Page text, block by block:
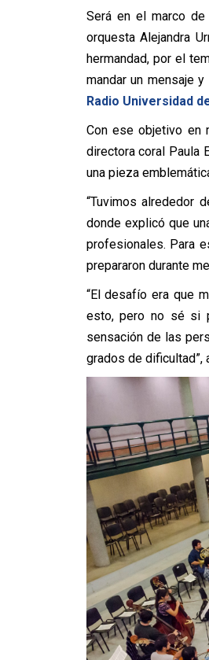
Será en el marco
orquesta Alejandra
hermandad, por el
mandar un mensaje
Radio Universidad
Con ese objetivo en
directora coral Paula
una pieza
“Tuvimos alrededor
donde explicó que
profesionales. Para
prepararon durante
“El desafío era que
esto, pero no sé si
sensación de las
grados de dificultad”,